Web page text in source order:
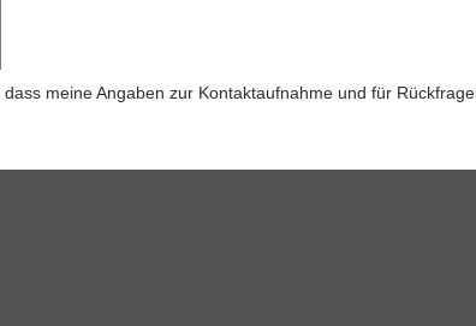
meine Angaben zur Kontaktaufnahme und für